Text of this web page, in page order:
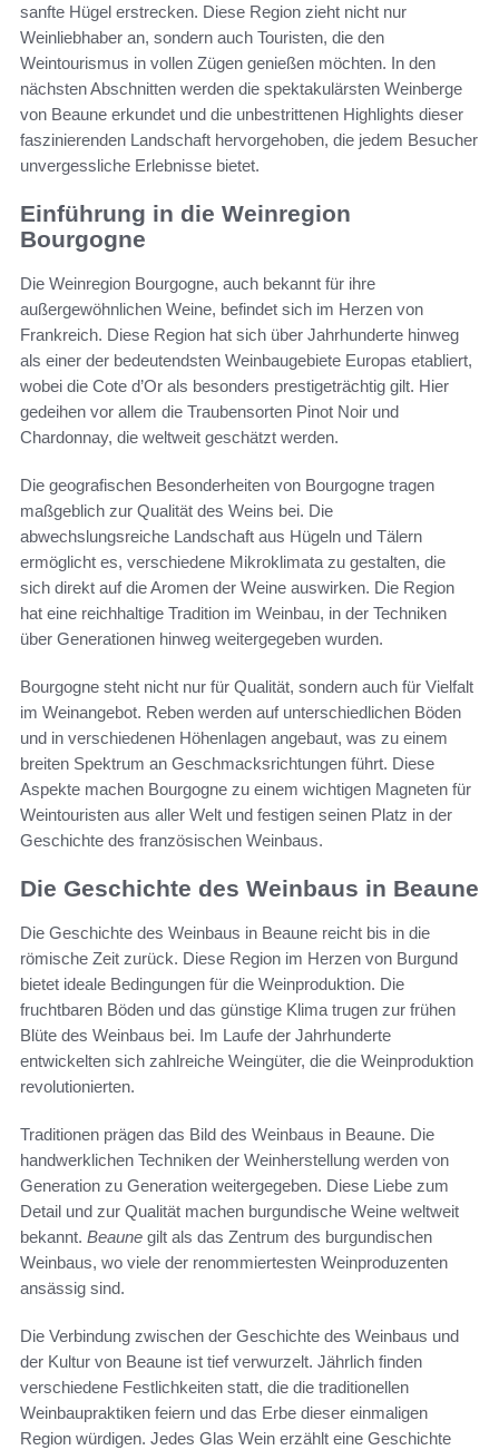
sanfte Hügel erstrecken. Diese Region zieht nicht nur
Weinliebhaber an, sondern auch Touristen, die den
Weintourismus in vollen Zügen genießen möchten. In den
nächsten Abschnitten werden die spektakulärsten Weinberge
von Beaune erkundet und die unbestrittenen Highlights dieser
faszinierenden Landschaft hervorgehoben, die jedem Besucher
unvergessliche Erlebnisse bietet.
Einführung in die Weinregion
Bourgogne
Die Weinregion Bourgogne, auch bekannt für ihre
außergewöhnlichen Weine, befindet sich im Herzen von
Frankreich. Diese Region hat sich über Jahrhunderte hinweg
als einer der bedeutendsten Weinbaugebiete Europas etabliert,
wobei die Cote d’Or als besonders prestigeträchtig gilt. Hier
gedeihen vor allem die Traubensorten Pinot Noir und
Chardonnay, die weltweit geschätzt werden.
Die geografischen Besonderheiten von Bourgogne tragen
maßgeblich zur Qualität des Weins bei. Die
abwechslungsreiche Landschaft aus Hügeln und Tälern
ermöglicht es, verschiedene Mikroklimata zu gestalten, die
sich direkt auf die Aromen der Weine auswirken. Die Region
hat eine reichhaltige Tradition im Weinbau, in der Techniken
über Generationen hinweg weitergegeben wurden.
Bourgogne steht nicht nur für Qualität, sondern auch für Vielfalt
im Weinangebot. Reben werden auf unterschiedlichen Böden
und in verschiedenen Höhenlagen angebaut, was zu einem
breiten Spektrum an Geschmacksrichtungen führt. Diese
Aspekte machen Bourgogne zu einem wichtigen Magneten für
Weintouristen aus aller Welt und festigen seinen Platz in der
Geschichte des französischen Weinbaus.
Die Geschichte des Weinbaus in Beaune
Die Geschichte des Weinbaus in Beaune reicht bis in die
römische Zeit zurück. Diese Region im Herzen von Burgund
bietet ideale Bedingungen für die Weinproduktion. Die
fruchtbaren Böden und das günstige Klima trugen zur frühen
Blüte des Weinbaus bei. Im Laufe der Jahrhunderte
entwickelten sich zahlreiche Weingüter, die die Weinproduktion
revolutionierten.
Traditionen prägen das Bild des Weinbaus in Beaune. Die
handwerklichen Techniken der Weinherstellung werden von
Generation zu Generation weitergegeben. Diese Liebe zum
Detail und zur Qualität machen burgundische Weine weltweit
bekannt. Beaune gilt als das Zentrum des burgundischen
Weinbaus, wo viele der renommiertesten Weinproduzenten
ansässig sind.
Die Verbindung zwischen der Geschichte des Weinbaus und
der Kultur von Beaune ist tief verwurzelt. Jährlich finden
verschiedene Festlichkeiten statt, die die traditionellen
Weinbaupraktiken feiern und das Erbe dieser einmaligen
Region würdigen. Jedes Glas Wein erzählt eine Geschichte